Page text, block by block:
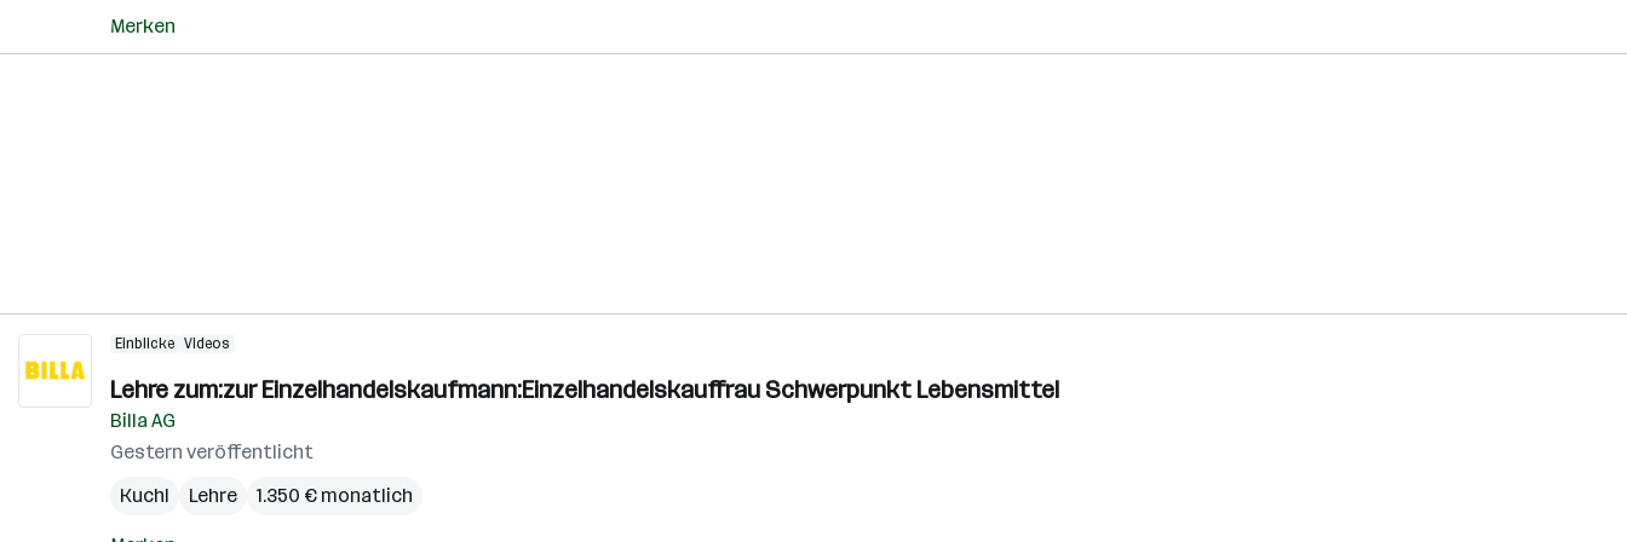
Merken
Einblicke Videos
Lehre zum:zur Einzelhandelskaufmann:Einzelhandelskauffrau Schwerpunkt Lebensmittel
Billa AG
Gestern veröffentlicht
Kuchl
Lehre 1.350 € monatlich